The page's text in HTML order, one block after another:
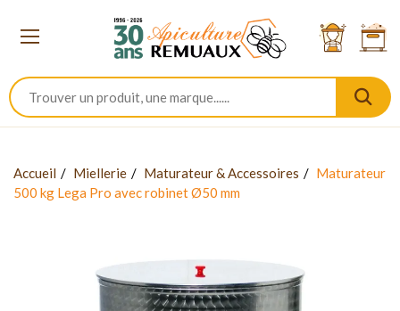
Accueil Miellerie Maturateur & Accessoires
Maturateur
500 kg Lega Pro avec robinet Ø50 mm